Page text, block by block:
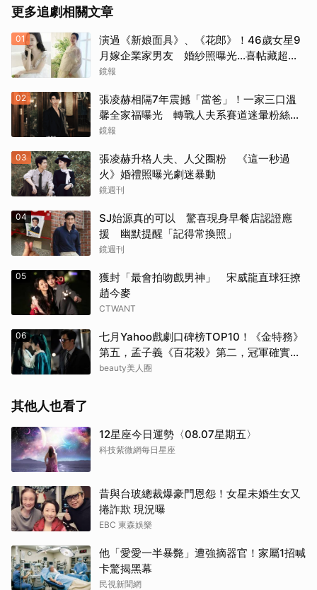
更多追劇相關文章
01
演過《新娘面具》、《花郎》！46歲女星9
月嫁企業家男友 婚紗照曝光…喜帖藏超甜
告白
鏡報
02
張凌赫相隔7年震撼「當爸」！一家三口溫
馨全家福曝光 轉戰人夫系賽道迷暈粉絲嗨
喊：直接結婚
鏡報
03
張凌赫升格人夫、人父圈粉 《這一秒過
火》婚禮照曝光劇迷暴動
鏡週刊
04
SJ始源真的可以 驚喜現身早餐店認證應
援 幽默提醒「記得常換照」
鏡週刊
05
獲封「最會拍吻戲男神」 宋威龍直球狂撩
趙今麥
CTWANT
06
七月Yahoo戲劇口碑榜TOP10！《金特務》
第五，孟子義《百花殺》第二，冠軍確實
紅！
beauty美人圈
其他人也看了
12星座今日運勢〈08.07星期五〉
科技紫微網每日星座
昔與台玻總裁爆豪門恩怨！女星未婚生女又
捲詐欺 現況曝
EBC 東森娛樂
他「愛愛一半暴斃」遭強摘器官！家屬1招喊
卡驚揭黑幕
民視新聞網